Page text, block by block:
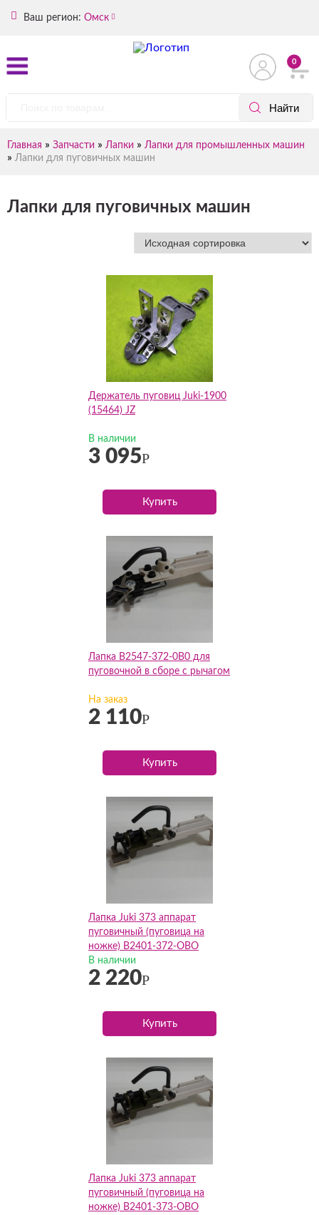
Ваш регион: Омск
0
Главная » Запчасти » Лапки » Лапки для промышленных машин
» Лапки для пуговичных машин
Лапки для пуговичных машин
Держатель пуговиц Juki-1900
(15464) JZ
В наличии
3 095Р
Купить
Лапка B2547-372-0B0 для
пуговочной в сборе с рычагом
На заказ
2 110Р
Купить
Лапка Juki 373 аппарат
пуговичный (пуговица на
ножке) B2401-372-OBO
В наличии
2 220Р
Купить
Лапка Juki 373 аппарат
пуговичный (пуговица на
ножке) B2401-373-OBO